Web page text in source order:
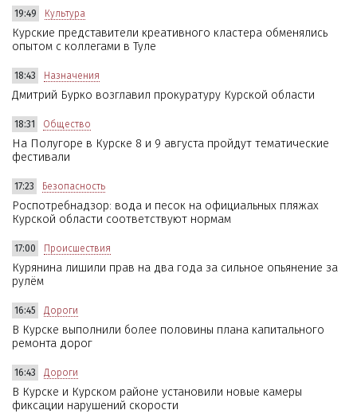
19:49 Культура
Курские представители креативного кластера обменялись
опытом с коллегами в Туле
18:43 Назначения
Дмитрий Бурко возглавил прокуратуру Курской области
18:31 Общество
На Полугоре в Курске 8 и 9 августа пройдут тематические
фестивали
17:23 Безопасность
Роспотребнадзор: вода и песок на официальных пляжах
Курской области соответствуют нормам
17:00 Происшествия
Курянина лишили прав на два года за сильное опьянение за
рулём
16:45 Дороги
В Курске выполнили более половины плана капитального
ремонта дорог
16:43 Дороги
В Курске и Курском районе установили новые камеры
фиксации нарушений скорости